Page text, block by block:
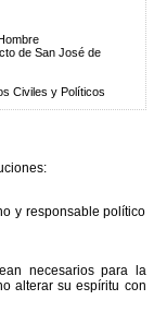
de San José de
Civiles y Políticos
y responsable político
necesarios para la
alterar su espíritu con